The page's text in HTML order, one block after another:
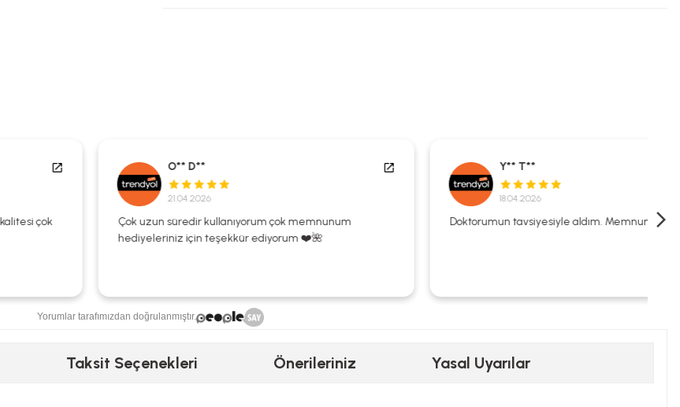
Çok uzun süredir kullanıyorum çok memnunum
hediyeleriniz için teşekkür ediyorum ❤️🌺
Doktorumun tavsiyesiyle aldım. Memnunum.
Yorumlar tarafımızdan doğrulanmıştır.
Taksit Seçenekleri Önerileriniz Yasal Uyarılar